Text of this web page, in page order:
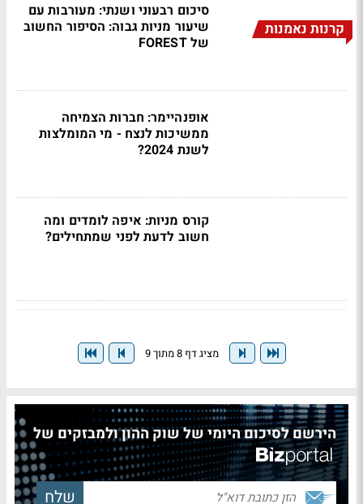
קרנות נאמנות
סיכום רבעוני ושנתי: מעורבות עם
שיעור מניות גבוה: הסיפור החשוב
של FOREST
אופנהיימר: חברות הצמיחה
ממשיכות לנצח - מי המומלצות
לשנת 2024?
קורס מניות: איפה לומדים ומה
חשוב לדעת לפני שמתחילים?
מציג דף 8 מתוך 9
הירשם לסיכום היומי של שוק ההון ולמבזקים של